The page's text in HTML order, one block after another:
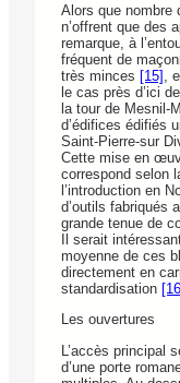
Alors que nombre
n’offrent que des
remarque, à
fréquent de
très minces [15]
,
le cas près d’ici
la tour de Mesnil-
d’édifices édifiés
Saint-Pierre-sur
Cette mise en
correspond selon
l’introduction en
d’outils fabriqués
grande tenue de
Il serait
moyenne de ces
directement en
standardisation
Les ouvertures
L’accès principal
d’une porte